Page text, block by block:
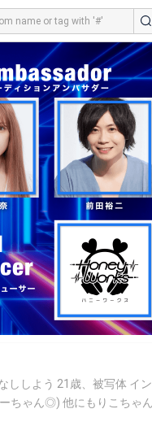
さひ りい子 呼び名はさーちゃんがい
他にもりこちゃん、りいこち